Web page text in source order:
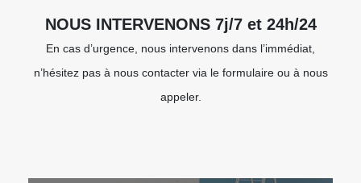
NOUS INTERVENONS 7j/7 et 24h/24
En cas d’urgence, nous intervenons dans l’immédiat,
n’hésitez pas à nous contacter via le formulaire ou à nous
appeler.